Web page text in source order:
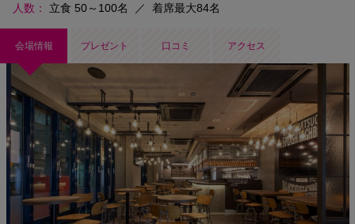
人数
立食 50～100名 ／ 着席最大84名
会場情報 プレゼント 口コミ アクセス